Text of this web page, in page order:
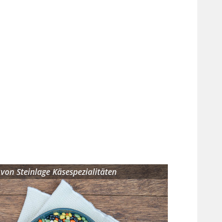
vonSteinlage Käsespezialitäten